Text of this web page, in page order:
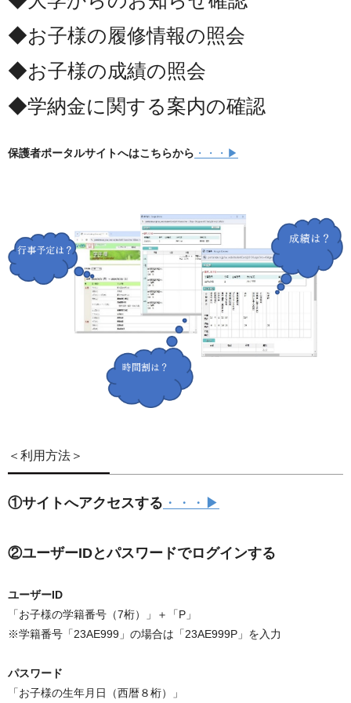
◆お子様の履修情報の照会
◆お子様の成績の照会
◆学納金に関する案内の確認
保護者ポータルサイトへはこちらから ・・・▶
＜利用方法＞
①サイトへアクセスする ・・・▶
②ユーザーIDとパスワードでログインする
ユーザーID
「お子様の学籍番号（7桁）」＋「P」
※学籍番号「23AE999」の場合は「23AE999P」を入力
パスワード
「お子様の生年月日（西暦８桁）」